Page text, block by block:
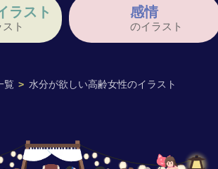
覧 > 水分が欲しい高齢女性のイラスト
ラスト
ト
感情
のイラスト